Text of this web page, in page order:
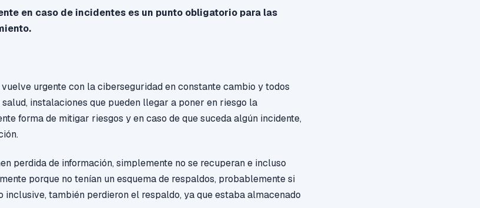
en caso de incidentes es un punto obligatorio para las
urgente con la ciberseguridad en constante cambio y todos
instalaciones que pueden llegar a poner en riesgo la
forma de mitigar riesgos y en caso de que suceda algún incidente,
perdida de información, simplemente no se recuperan e incluso
porque no tenían un esquema de respaldos, probablementesi
inclusive, también perdieron el respaldo, ya que estaba almacenado